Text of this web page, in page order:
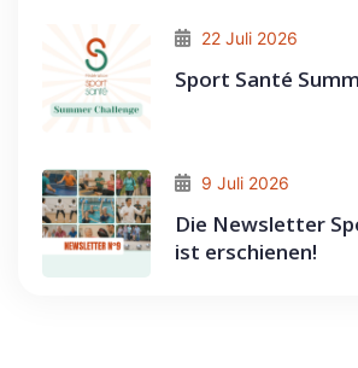
22 Juli 2026
Sport Santé
9 Juli 2026
Die Newsletter
ist erschienen!